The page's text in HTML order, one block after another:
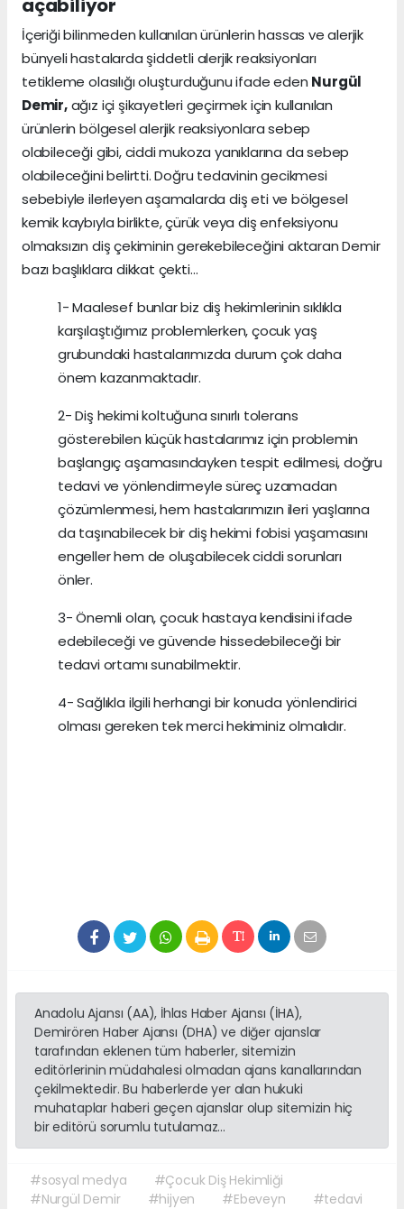
İçeriği bilinmeden kullanılan ürünlerin hassas ve alerjik
bünyeli hastalarda şiddetli alerjik reaksiyonları
tetikleme olasılığı oluşturduğunu ifade eden Nurgül
Demir,ağız içi şikayetleri geçirmek için kullanılan
ürünlerin bölgesel alerjik reaksiyonlara sebep
olabileceği gibi, ciddi mukoza yanıklarına da sebep
olabileceğini belirtti. Doğru tedavinin gecikmesi
sebebiyle ilerleyen aşamalarda diş eti ve bölgesel
kemik kaybıyla birlikte, çürük veya diş enfeksiyonu
olmaksızın diş çekiminin gerekebileceğini aktaran Demir
bazı başlıklara dikkat çekti…
1- Maalesef bunlar biz diş hekimlerinin sıklıkla
karşılaştığımız problemlerken, çocuk yaş
grubundaki hastalarımızda durum çok daha
önem kazanmaktadır.
2- Diş hekimi koltuğuna sınırlı tolerans
gösterebilen küçük hastalarımız için problemin
başlangıç aşamasındayken tespit edilmesi, doğru
tedavi ve yönlendirmeyle süreç uzamadan
çözümlenmesi, hem hastalarımızın ileri yaşlarına
da taşınabilecek bir diş hekimi fobisi yaşamasını
engeller hem de oluşabilecek ciddi sorunları
önler.
3- Önemli olan, çocuk hastaya kendisini ifade
edebileceği ve güvende hissedebileceği bir
tedavi ortamı sunabilmektir.
4- Sağlıkla ilgili herhangi bir konuda yönlendirici
olması gereken tek merci hekiminiz olmalıdır.
Anadolu Ajansı (AA), İhlas Haber Ajansı (İHA),
Demirören Haber Ajansı (DHA) ve diğer ajanslar
tarafından eklenen tüm haberler, sitemizin
editörlerinin müdahalesi olmadan ajans kanallarından
çekilmektedir. Bu haberlerde yer alan hukuki
muhataplar haberi geçen ajanslar olup sitemizin hiç
bir editörü sorumlu tutulamaz...
#sosyal medya
#Çocuk Diş Hekimliği
#Nurgül Demir
#hijyen #Ebeveyn #tedavi